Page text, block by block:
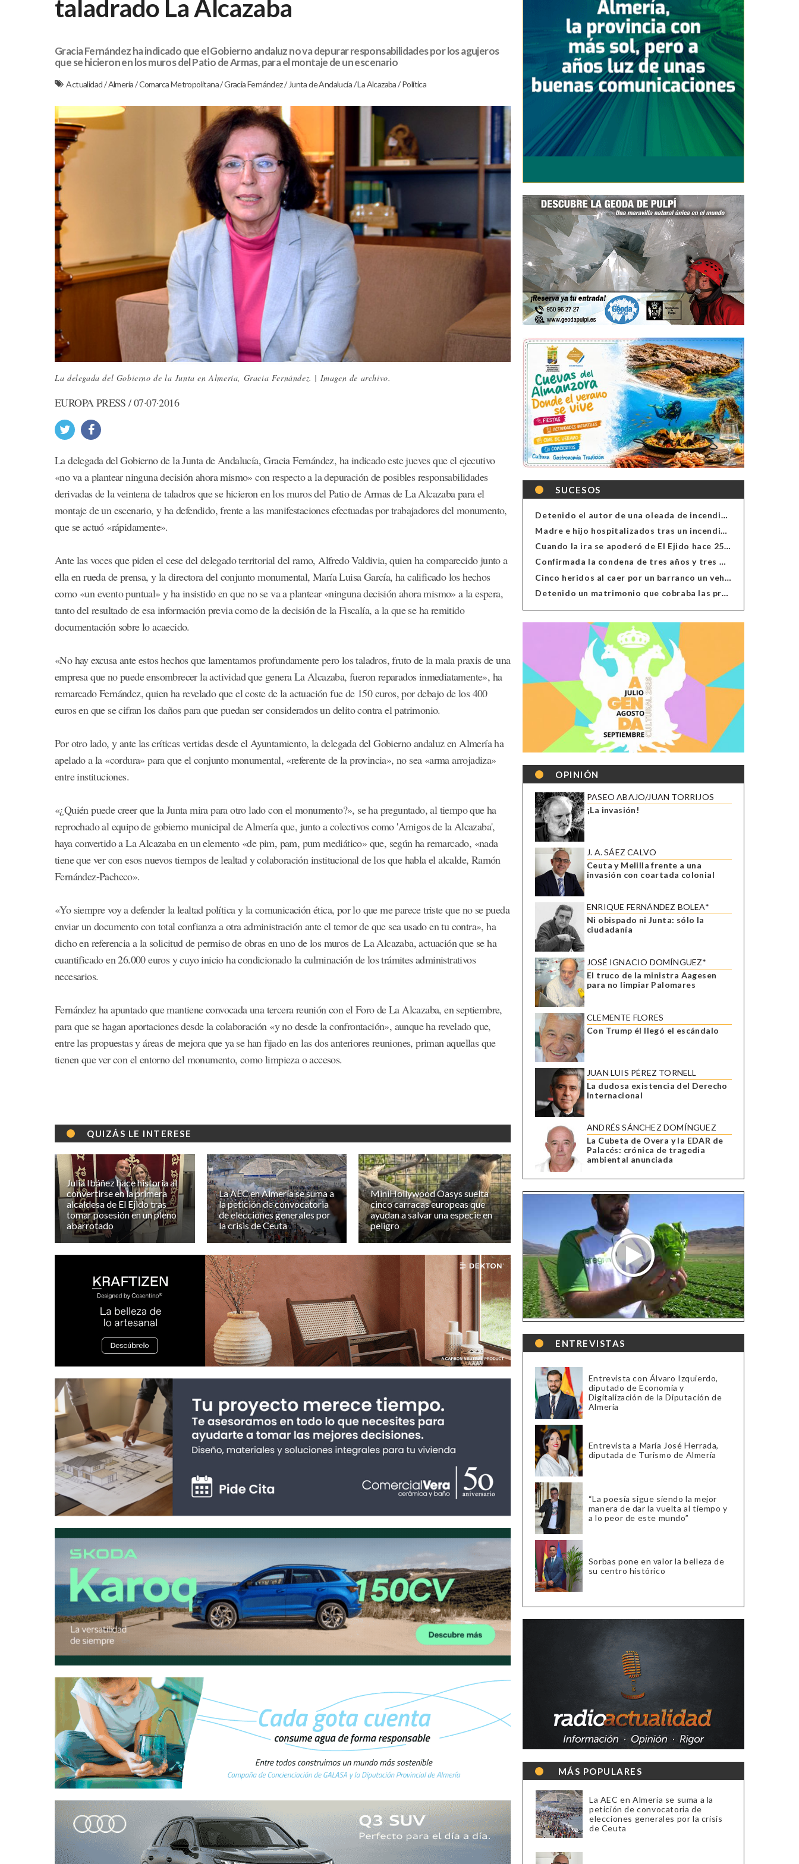
taladrado La Alcazaba
Gracia Fernández ha indicado que el Gobierno andaluz no va depurar responsabilidades por los agujeros
que se hicieron en los muros del Patio de Armas, para el montaje de un escenario
Actualidad/Almería/Comarca Metropolitana/Gracia Fernández/ Junta de Andalucía/La Alcazaba/Política
La delegada del Gobierno de la Junta en Almería, Gracia Fernández. | Imagen de archivo.
EUROPA PRESS / 07·07·2016
La delegada del Gobierno de la Junta de Andalucía, Gracia Fernández, ha indicado este jueves que el ejecutivo
«no va a plantear ninguna decisión ahora mismo» con respecto a la depuración de posibles responsabilidades
derivadas de la veintena de taladros que se hicieron en los muros del Patio de Armas de La Alcazaba para el
montaje de un escenario, y ha defendido, frente a las manifestaciones efectuadas por trabajadores del monumento,
que se actuó «rápidamente».
Ante las voces que piden el cese del delegado territorial del ramo, Alfredo Valdivia, quien ha comparecido junto a
ella en rueda de prensa, y la directora del conjunto monumental, María Luisa García, ha calificado los hechos
como «un evento puntual» y ha insistido en que no se va a plantear «ninguna decisión ahora mismo» a la espera,
tanto del resultado de esa información previa como de la decisión de la Fiscalía, a la que se ha remitido
documentación sobre lo acaecido.
«No hay excusa ante estos hechos que lamentamos profundamente pero los taladros, fruto de la mala praxis de una
empresa que no puede ensombrecer la actividad que genera La Alcazaba, fueron reparados inmediatamente», ha
remarcado Fernández, quien ha revelado que el coste de la actuación fue de 150 euros, por debajo de los 400
euros en que se cifran los daños para que puedan ser considerados un delito contra el patrimonio.
Por otro lado, y ante las críticas vertidas desde el Ayuntamiento, la delegada del Gobierno andaluz en Almería ha
apelado a la «cordura» para que el conjunto monumental, «referente de la provincia», no sea «arma arrojadiza»
entre instituciones.
«¿Quién puede creer que la Junta mira para otro lado con el monumento?», se ha preguntado, al tiempo que ha
reprochado al equipo de gobierno municipal de Almería que, junto a colectivos como 'Amigos de la Alcazaba',
haya convertido a La Alcazaba en un elemento «de pim, pam, pum mediático» que, según ha remarcado, «nada
tiene que ver con esos nuevos tiempos de lealtad y colaboración institucional de los que habla el alcalde, Ramón
Fernández-Pacheco».
«Yo siempre voy a defender la lealtad política y la comunicación ética, por lo que me parece triste que no se pueda
enviar un documento con total confianza a otra administración ante el temor de que sea usado en tu contra», ha
dicho en referencia a la solicitud de permiso de obras en uno de los muros de La Alcazaba, actuación que se ha
cuantificado en 26.000 euros y cuyo inicio ha condicionado la culminación de los trámites administrativos
necesarios.
Fernández ha apuntado que mantiene convocada una tercera reunión con el Foro de La Alcazaba, en septiembre,
para que se hagan aportaciones desde la colaboración «y no desde la confrontación», aunque ha revelado que,
entre las propuestas y áreas de mejora que ya se han fijado en las dos anteriores reuniones, priman aquellas que
tienen que ver con el entorno del monumento, como limpieza o accesos.
QUIZÁS LE INTERESE
Julia Ibáñez hace historia al
convertirse en la primera
alcaldesa de El Ejido tras
tomar posesión en un pleno
abarrotado
La AEC en Almería se suma a
la petición de convocatoria
de elecciones generales por
la crisis de Ceuta
MiniHollywood Oasys suelta
cinco carracas europeas que
ayudan a salvar una especie en
peligro
SUCESOS
Detenido el autor de una oleada de incendios de contenedores en Almería
Madre e hijo hospitalizados tras un incendio en la cocina de una vivienda en Almería
Cuando la ira se apoderó de El Ejido hace 25 años
Confirmada la condena de tres años y tres meses al hombre de Antas acusado de xenofobia
Cinco heridos al caer por un barranco un vehículo en Alcolea
Detenido un matrimonio que cobraba las prestaciones de ilegales en Almería, Granada, Málaga, Huelva y Murcia
OPINIÓN
PASEO ABAJO/JUAN TORRIJOS
¡La invasión!
J. A. SÁEZ CALVO
Ceuta y Melilla frente a una
invasión con coartada colonial
ENRIQUE FERNÁNDEZ BOLEA*
Ni obispado ni Junta: sólo la
ciudadanía
JOSÉ IGNACIO DOMÍNGUEZ*
El truco de la ministra Aagesen
para no limpiar Palomares
CLEMENTE FLORES
Con Trump él llegó el escándalo
JUAN LUIS PÉREZ TORNELL
La dudosa existencia del Derecho
Internacional
ANDRÉS SÁNCHEZ DOMÍNGUEZ
La Cubeta de Overa y la EDAR de
Palacés: crónica de tragedia
ambiental anunciada
ENTREVISTAS
Entrevista con Álvaro Izquierdo,
diputado de Economía y
Digitalización de la Diputación de
Almería
Entrevista a María José Herrada,
diputada de Turismo de Almería
“La poesía sigue siendo la mejor
manera de dar la vuelta al tiempo y
a lo peor de este mundo”
Sorbas pone en valor la belleza de
su centro histórico
MÁS POPULARES
La AEC en Almería se suma a la
petición de convocatoria de
elecciones generales por la crisis
de Ceuta